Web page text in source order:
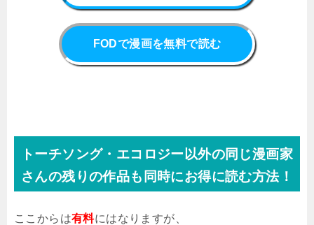
FODで漫画を無料で読む
トーチソング・エコロジー以外の同じ漫画家
さんの残りの作品も同時にお得に読む方法！
ここからは有料にはなりますが、